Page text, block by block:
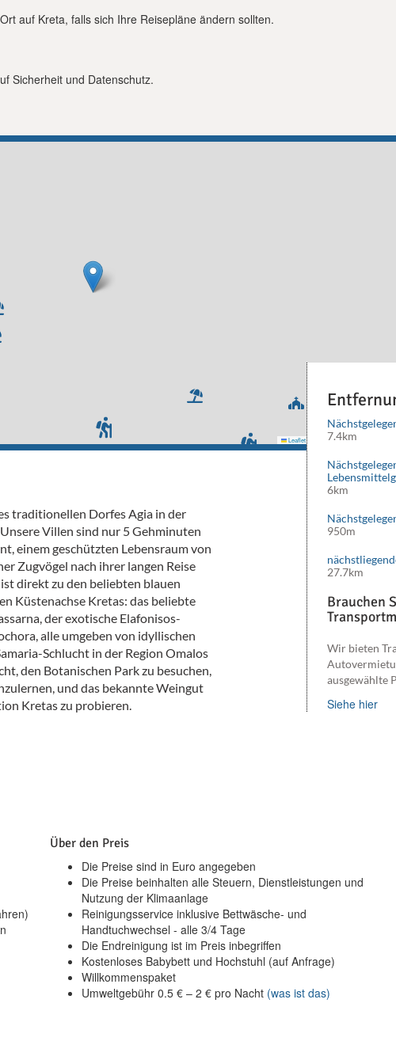
auf Kreta, falls sich Ihre Reisepläne ändern sollten.
Sicherheit und Datenschutz.
Leaflet Mapbox©OpenStreetMap
traditionellen Dorfes Agia in der
Villen sind nur 5 Gehminuten
einem geschützten Lebensraum von
Zugvögel nach ihrer langen Reise
direkt zu den beliebten blauen
Küstenachse Kretas: das beliebte
der exotische Elafonisos-
alle umgeben von idyllischen
Schlucht in der Region Omalos
den Botanischen Park zu besuchen,
und das bekannte Weingut
Kretas zu probieren.
7.4km
6km
950m
27.7km
Brauchen
Wir bieten
ausgewählte
Siehe hier
Über den Preis
Die Preise sind in Euro angegeben
Die Preise beinhalten alle Steuern, Dienstleistungen und
Nutzung der Klimaanlage
Reinigungsservice inklusive Bettwäsche- und
Handtuchwechsel - alle 3/4 Tage
Die Endreinigung ist im Preis inbegriffen
Kostenloses Babybett und Hochstuhl (auf Anfrage)
Willkommenspaket
Umweltgebühr0.5€–2€pro Nacht (was ist das)